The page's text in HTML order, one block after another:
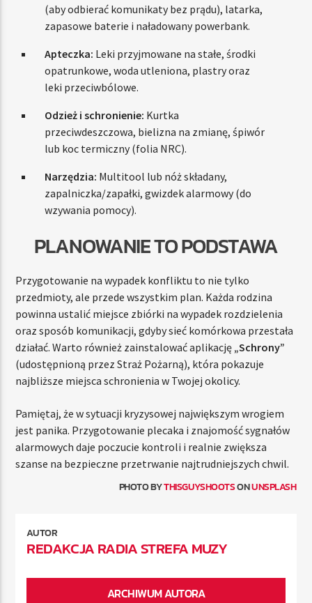
(aby odbierać komunikaty bez prądu), latarka,
zapasowe baterie i naładowany powerbank.
Apteczka: Leki przyjmowane na stałe, środki
opatrunkowe, woda utleniona, plastry oraz
leki przeciwbólowe.
Odzież i schronienie: Kurtka
przeciwdeszczowa, bielizna na zmianę, śpiwór
lub koc termiczny (folia NRC).
Narzędzia: Multitool lub nóż składany,
zapalniczka/zapałki, gwizdek alarmowy (do
wzywania pomocy).
PLANOWANIE TO PODSTAWA
Przygotowanie na wypadek konfliktu to nie tylko
przedmioty, ale przede wszystkim plan. Każda rodzina
powinna ustalić miejsce zbiórki na wypadek rozdzielenia
oraz sposób komunikacji, gdyby sieć komórkowa przestała
działać. Warto również zainstalować aplikację „Schrony”
(udostępnioną przez Straż Pożarną), która pokazuje
najbliższe miejsca schronienia w Twojej okolicy.
Pamiętaj, że w sytuacji kryzysowej największym wrogiem
jest panika. Przygotowanie plecaka i znajomość sygnałów
alarmowych daje poczucie kontroli i realnie zwiększa
szanse na bezpieczne przetrwanie najtrudniejszych chwil.
PHOTO BYTHISGUYSHOOTSONUNSPLASH
AUTOR
REDAKCJA RADIA STREFA MUZY
ARCHIWUM AUTORA